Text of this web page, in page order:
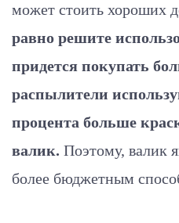
может стоить хороших
равно решите
придется покупать
распылители
процента больше
валик. Поэтому, валик
более бюджетным